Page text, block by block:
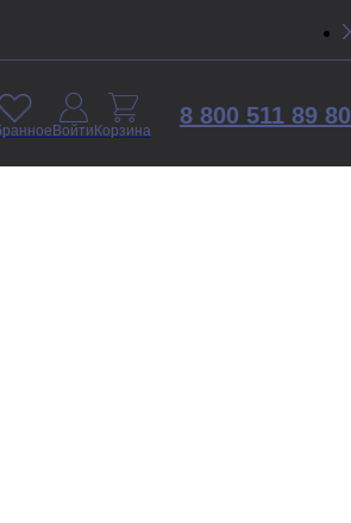
8 800 511 89 80